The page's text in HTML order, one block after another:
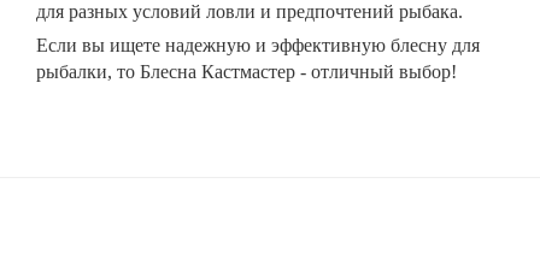
для разных условий ловли и предпочтений рыбака.
Если вы ищете надежную и эффективную блесну для
рыбалки, то Блесна Кастмастер - отличный выбор!